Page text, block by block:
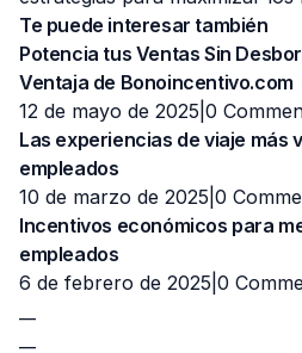
Te puede interesar también
Potencia tus Ventas Sin
Ventaja de Bonoincentivo.com
12 de mayo de 2025| 0
Las experiencias de viaje más
empleados
10 de marzo de 2025| 0
Incentivos económicos para
empleados
6 de febrero de 2025| 0